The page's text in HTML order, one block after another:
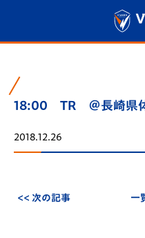
18:00 TR ＠長崎県
2018.12.26
<< 次の記事 一